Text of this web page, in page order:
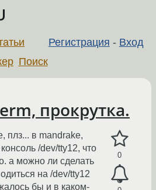
Регистрация - Вход
Поиск
прокрутка.
0
плз... в mandrake,
/dev/tty12, что
а можно ли сделать
на /dev/tty12
бы и в каком-